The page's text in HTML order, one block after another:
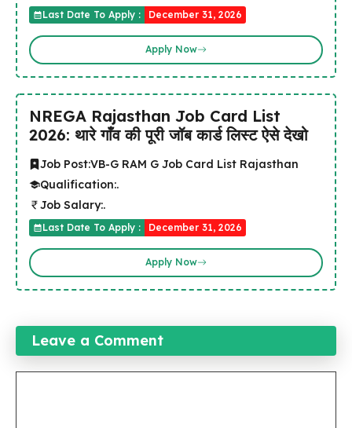
Last Date To Apply : December 31, 2026
Apply Now
NREGA Rajasthan Job Card List
2026: थारे गाँव की पूरी जॉब कार्ड लिस्ट ऐसे देखो
Job Post:VB-G RAM G Job Card List Rajasthan
Qualification:.
Job Salary:.
Last Date To Apply : December 31, 2026
Apply Now
Leave a Comment